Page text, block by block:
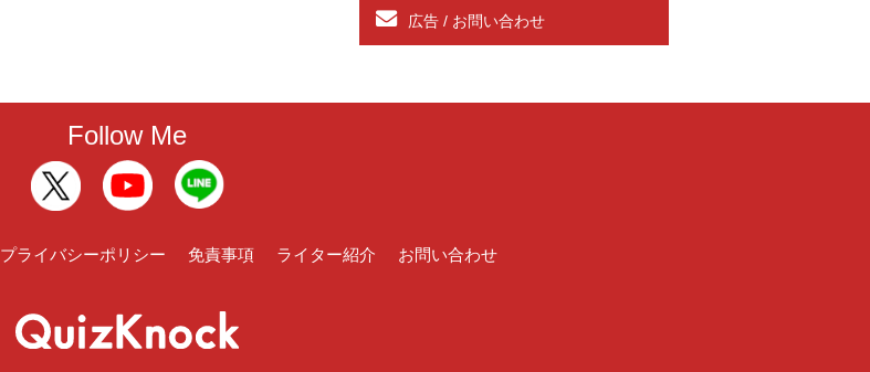
広告 / お問い合わせ
Follow Me
プライバシーポリシー 免責事項 ライター紹介 お問い合わせ